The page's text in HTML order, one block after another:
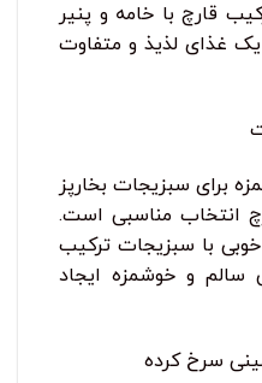
قارچ با خامه و پنیر
یک غذای لذیذ و متفاوت
برای سبزیجات بخارپز
انتخاب مناسبی است.
با سبزیجات ترکیب
و خوشمزه ایجاد
سرخ ‌کرده